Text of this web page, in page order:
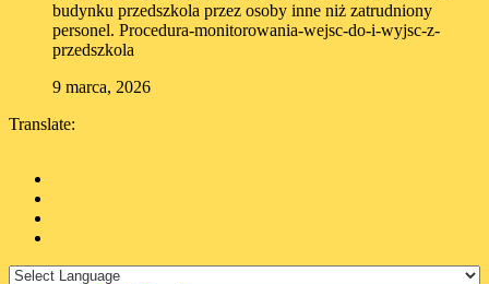
budynku przedszkola przez osoby inne niż zatrudniony
personel. Procedura-monitorowania-wejsc-do-i-wyjsc-z-
przedszkola
9 marca, 2026
Translate: